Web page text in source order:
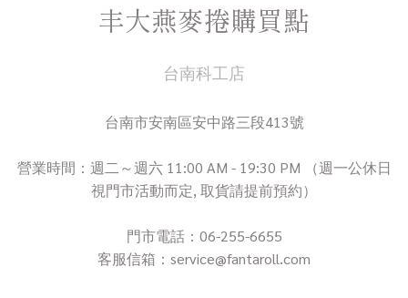
丰大燕麥捲購買點
台南科工店
台南市安南區安中路三段413號
營業時間：週二～週六 11:00 AM - 19:30 PM （週一公休日
視門市活動而定, 取貨請提前預約）
門市電話：06-255-6655
客服信箱：service@fantaroll.com